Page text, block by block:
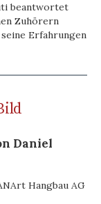
beantwortet
Zuhörern
Erfahrungen
Daniel
Hangbau AG